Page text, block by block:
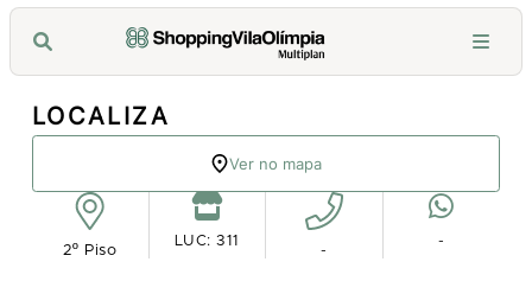
LOCALIZA
Ver no mapa
2º Piso
LUC: 311
-
-